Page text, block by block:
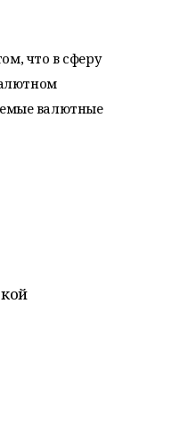
что в сферу
валютные